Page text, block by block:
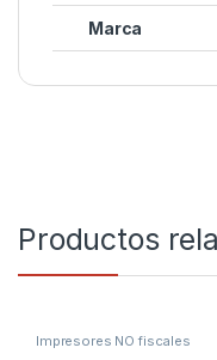
Marca
Productos
Impresores NO fiscales